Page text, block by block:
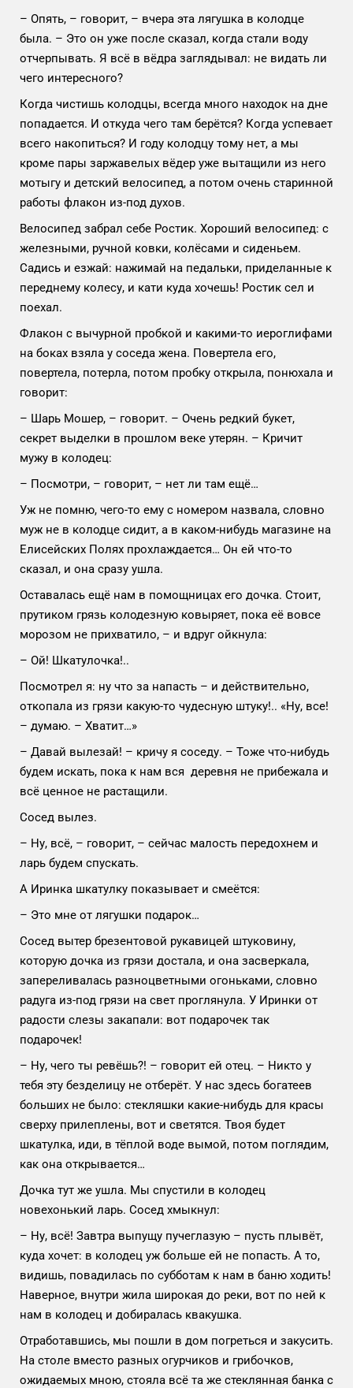
– Опять, – говорит, – вчера эта лягушка в колодце
была. – Это он уже после сказал, когда стали воду
отчерпывать. Я всё в вёдра заглядывал: не видать ли
чего интересного?
Когда чистишь колодцы, всегда много находок на дне
попадается. И откуда чего там берётся? Когда успевает
всего накопиться? И году колодцу тому нет, а мы
кроме пары заржавелых вёдер уже вытащили из него
мотыгу и детский велосипед, а потом очень старинной
работы флакон из-под духов.
Велосипед забрал себе Ростик. Хороший велосипед: с
железными, ручной ковки, колёсами и сиденьем.
Садись и езжай: нажимай на педальки, приделанные к
переднему колесу, и кати куда хочешь! Ростик сел и
поехал.
Флакон с вычурной пробкой и какими-то иероглифами
на боках взяла у соседа жена. Повертела его,
повертела, потерла, потом пробку открыла, понюхала и
говорит:
– Шарь Мошер, – говорит. – Очень редкий букет,
секрет выделки в прошлом веке утерян. – Кричит
мужу в колодец:
– Посмотри, – говорит, – нет ли там ещё…
Уж не помню, чего-то ему с номером назвала, словно
муж не в колодце сидит, а в каком-нибудь магазине на
Елисейских Полях прохлаждается… Он ей что-то
сказал, и она сразу ушла.
Оставалась ещё нам в помощницах его дочка. Стоит,
прутиком грязь колодезную ковыряет, пока её вовсе
морозом не прихватило, – и вдруг ойкнула:
– Ой! Шкатулочка!..
Посмотрел я: ну что за напасть – и действительно,
откопала из грязи какую-то чудесную штуку!.. «Ну, все!
– думаю. – Хватит…»
– Давай вылезай! – кричу я соседу. – Тоже что-нибудь
будем искать, пока к нам вся деревня не прибежала и
всё ценное не растащили.
Сосед вылез.
– Ну, всё, – говорит, – сейчас малость передохнем и
ларь будем спускать.
А Иринка шкатулку показывает и смеётся:
– Это мне от лягушки подарок…
Сосед вытер брезентовой рукавицей штуковину,
которую дочка из грязи достала, и она засверкала,
запереливалась разноцветными огоньками, словно
радуга из-под грязи на свет проглянула. У Иринки от
радости слезы закапали: вот подарочек так
подарочек!
– Ну, чего ты ревёшь?! – говорит ей отец. – Никто у
тебя эту безделицу не отберёт. У нас здесь богатеев
больших не было: стекляшки какие-нибудь для красы
сверху прилеплены, вот и светятся. Твоя будет
шкатулка, иди, в тёплой воде вымой, потом поглядим,
как она открывается…
Дочка тут же ушла. Мы спустили в колодец
новехонький ларь. Сосед хмыкнул:
– Ну, всё! Завтра выпущу пучеглазую – пусть плывёт,
куда хочет: в колодец уж больше ей не попасть. А то,
видишь, повадилась по субботам к нам в баню ходить!
Наверное, внутри жила широкая до реки, вот по ней к
нам в колодец и добиралась квакушка.
Отработавшись, мы пошли в дом погреться и закусить.
На столе вместо разных огурчиков и грибочков,
ожидаемых мною, стояла всё та же стеклянная банка с